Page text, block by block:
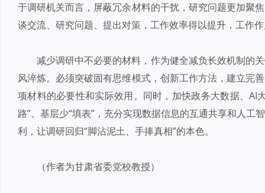
于调研机关而言，屏蔽冗余材料的干扰，研究问题更加聚
谈交流、研究问题、提出对策，工作效率得以提升，工作
减少调研中不必要的材料，作为健全减负长效机制的
风淬炼。必须突破固有思维模式，创新工作方法，建立完
项材料的必要性和实际效用。同时，加快政务大数据、AI
路”、基层少“填表”，充分实现数据信息的互通共享和人
利，让调研回归“脚沾泥土、手捧真相”的本色。
（作者为甘肃省委党校教授）